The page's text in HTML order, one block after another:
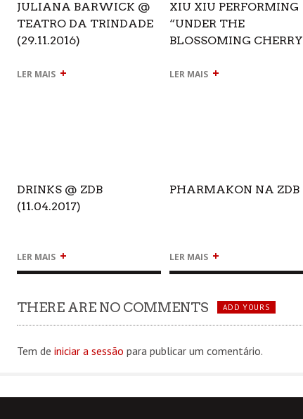
JULIANA BARWICK @
TEATRO DA TRINDADE
(29.11.2016)
LER MAIS +
XIU XIU PERFORMING
“UNDER THE
BLOSSOMING CHERRY
(09.02.2017)
LER MAIS +
DRINKS @ ZDB
(11.04.2017)
LER MAIS +
PHARMAKON NA ZDB
LER MAIS +
THERE ARE NO COMMENTS ADD YOURS
Tem de iniciar a sessão para publicar um comentário.